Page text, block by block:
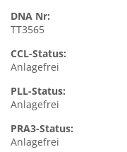
DNA Nr:
TT3565
CCL-Status:
Anlagefrei
PLL-Status:
Anlagefrei
PRA3-Status:
Anlagefrei